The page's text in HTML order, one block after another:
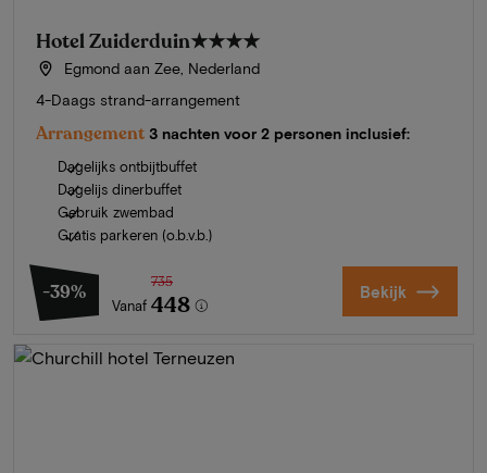
Hotel Zuiderduin★★★★
Egmond aan Zee, Nederland
4-Daags strand-arrangement
Arrangement 3 nachten voor 2 personen inclusief:
Dagelijks ontbijtbuffet
Dagelijs dinerbuffet
Gebruik zwembad
Gratis parkeren (o.b.v.b.)
-39%
Vanaf
735
448 Bekijk